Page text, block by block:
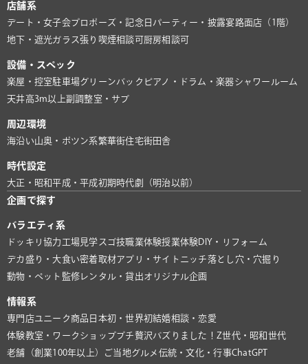
店舗系
デート・女子会プロポーズ・記念日 パーティー・披露宴路面店（1階）
地下・遮光ガラス張り 喫煙相談可 厨房相談可
設備・スペック
楽屋・控室駐車場グリーンバック ピアノ・ドラム・楽器シャワールーム
天井高3m以上副調整室・サブ
周辺環境
海沿い山奥・ポツン系繁華街住宅街田舎
時代設定
大正・昭和平成・平成初期時代劇（明治以前）
企画で探す
バラエティ系
ドッキリ協力 工場見学 スゴ技職業体験授業体験 DIY・リフォーム
デカ盛り・大食い密着取材アプリ・サイト ニッチ落とし穴・穴掘り
動物・ペット 監修 レンタル・貸出オリジナル企画
情報系
専門店ユニーク商品 日本初・世界初結婚相談・恋愛
体験教室・ワークショッププチ贅沢バズりました！ Z世代・昭和世代
老舗（創業100年以上）
ご当地グルメ 伝統・文化・行事ChatGPT